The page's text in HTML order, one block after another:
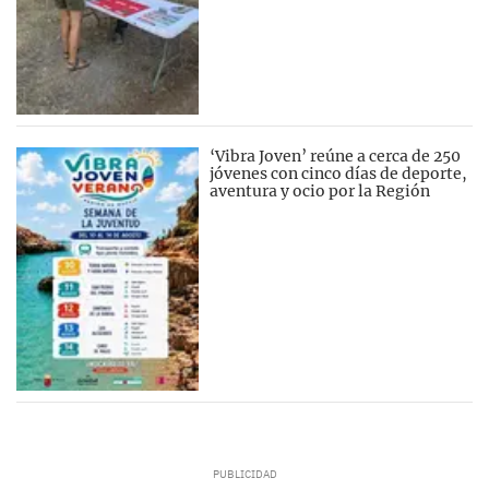
‘Vibra Joven’ reúne a cerca de 250
jóvenes con cinco días de deporte,
aventura y ocio por la Región